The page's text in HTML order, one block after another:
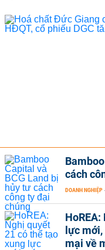
cách
DOANH NGHIỆP
lực mới,
mại về